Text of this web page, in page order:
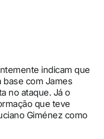
indicam que
base com James
no ataque. Já o
que teve
Giménez como